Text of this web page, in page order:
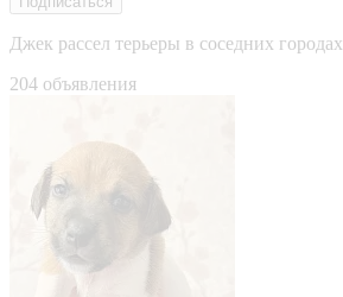
Джек рассел терьеры в соседних городах
204 объявления